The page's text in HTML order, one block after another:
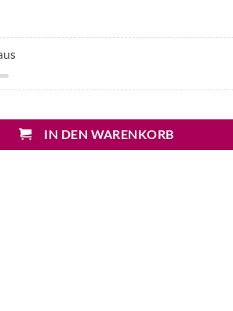
IN DEN WARENKORB